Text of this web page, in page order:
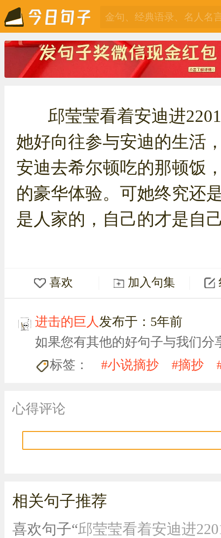
邱莹莹看着安迪进
她好向往参与安迪的生活
安迪去希尔顿吃的那顿饭
的豪华体验。可她终究还
是人家的，自己的才是自
喜欢 加入句集
进击的巨人发布于：5年前
如果您有其他的好句子与我们分
标签：
#小说摘抄 #摘抄
心得评论
相关句子推荐
喜欢句子“邱莹莹看着安迪进